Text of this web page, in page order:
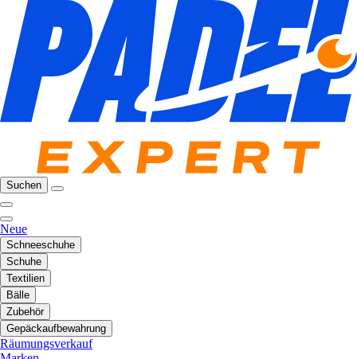
Suchen
Neue
Schneeschuhe
Schuhe
Textilien
Bälle
Zubehör
Gepäckaufbewahrung
Räumungsverkauf